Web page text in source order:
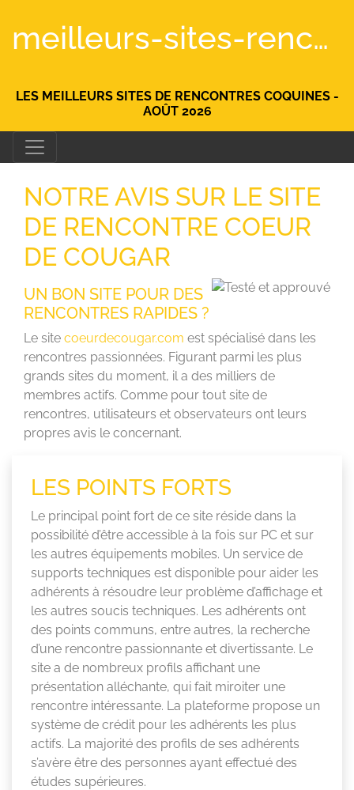
meilleurs-sites-rencontre.fr
LES MEILLEURS SITES DE RENCONTRES COQUINES -
AOÛT 2026
NOTRE AVIS SUR LE SITE
DE RENCONTRE COEUR
DE COUGAR
UN BON SITE POUR DES
RENCONTRES RAPIDES ?
Le site coeurdecougar.com est spécialisé dans les
rencontres passionnées. Figurant parmi les plus
grands sites du moment, il a des milliers de
membres actifs. Comme pour tout site de
rencontres, utilisateurs et observateurs ont leurs
propres avis le concernant.
LES POINTS FORTS
Le principal point fort de ce site réside dans la
possibilité d’être accessible à la fois sur PC et sur
les autres équipements mobiles. Un service de
supports techniques est disponible pour aider les
adhérents à résoudre leur problème d’affichage et
les autres soucis techniques. Les adhérents ont
des points communs, entre autres, la recherche
d’une rencontre passionnante et divertissante. Le
site a de nombreux profils affichant une
présentation alléchante, qui fait miroiter une
rencontre intéressante. La plateforme propose un
système de crédit pour les adhérents les plus
actifs. La majorité des profils de ses adhérents
s’avère être des personnes ayant effectué des
études supérieures.